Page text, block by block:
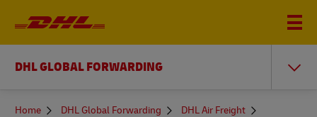
DHL GLOBAL FORWARDING
You
Home DHL Global Forwarding
DHL Air Freight